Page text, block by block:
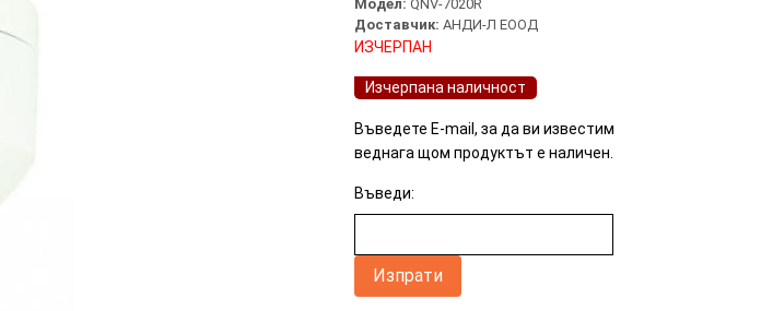
Модел: QNV-7020R
Доставчик: АНДИ-Л ЕООД
ИЗЧЕРПАН
Изчерпана наличност
Въведете E-mail, за да ви известим
веднага щом продуктът е наличен.
Въведи: